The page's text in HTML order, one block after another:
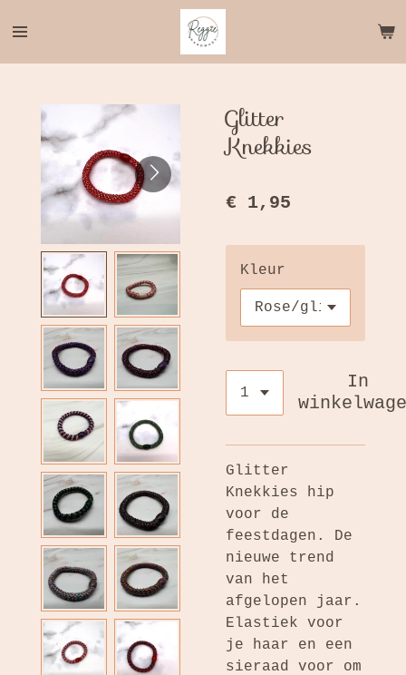
direct
naar
hoofdinhoud
Glitter
Knekkies
€ 1,95
Kleur
In
Glitter
Knekkies hip
voor de
feestdagen. De
nieuwe trend
van het
afgelopen jaar.
Elastiek voor
je haar en een
sieraad voor om